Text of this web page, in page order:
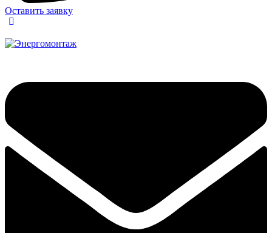
Оставить заявку